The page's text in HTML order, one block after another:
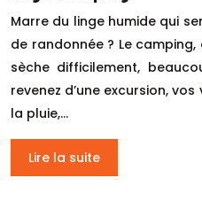
Marre du linge humide qui
de randonnée ? Le camping,
sèche difficilement,
revenez d’une excursion,
la pluie,…
Lire la suite